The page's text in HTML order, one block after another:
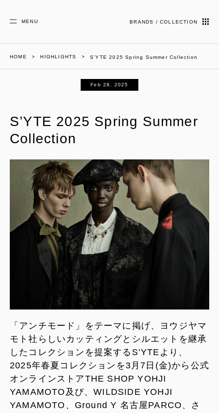
MENU BRANDS / COLLECTION
HOME HIGHLIGHTS S’YTE 2025 Spring Summer Collection
Feb 28, 2025
S’YTE 2025 Spring Summer
Collection
「アンチモード」をテーマに掲げ、ヨウジヤマ
モト社らしいカッティングとシルエットを継承
したコレクションを提案するS’YTEより、
2025年春夏コレクションを3月7日(金)から公式
オンラインストアTHE SHOP YOHJI
YAMAMOTO及び、WILDSIDE YOHJI
YAMAMOTO、Ground Y 名古屋PARCO、さ